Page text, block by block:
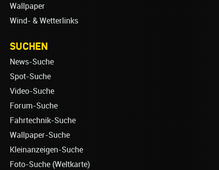
Wallpaper
Wind- & Wetterlinks
SUCHEN
News-Suche
Spot-Suche
Video-Suche
Forum-Suche
Fahrtechnik-Suche
Wallpaper-Suche
Kleinanzeigen-Suche
Foto-Suche (Weltkarte)